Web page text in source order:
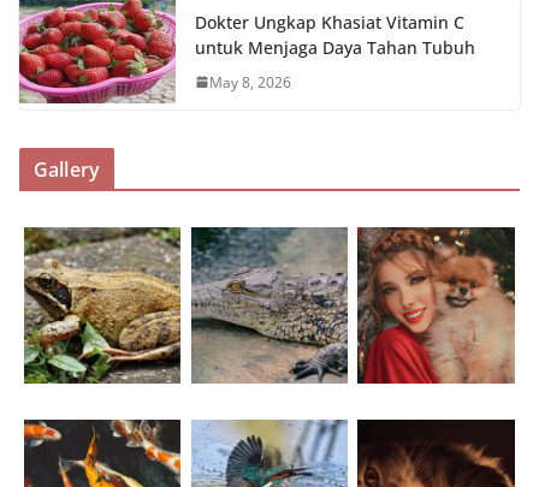
Dokter Ungkap Khasiat Vitamin C
untuk Menjaga Daya Tahan Tubuh
May 8, 2026
Gallery